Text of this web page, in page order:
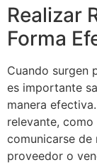
Realizar
Forma
Cuando surgen
es importante
manera
relevante,
comunicarse de
proveedor o